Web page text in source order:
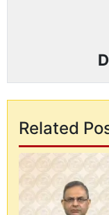
Related